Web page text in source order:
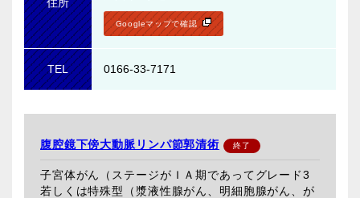
Googleマップで確認
TEL 0166-33-7171
腹腔鏡下傍大動脈リンパ節郭清術
子宮体がん（ステージがＩＡ期であってグレード3
若しくは特殊型（漿液性腺がん、明細胞腺がん、が